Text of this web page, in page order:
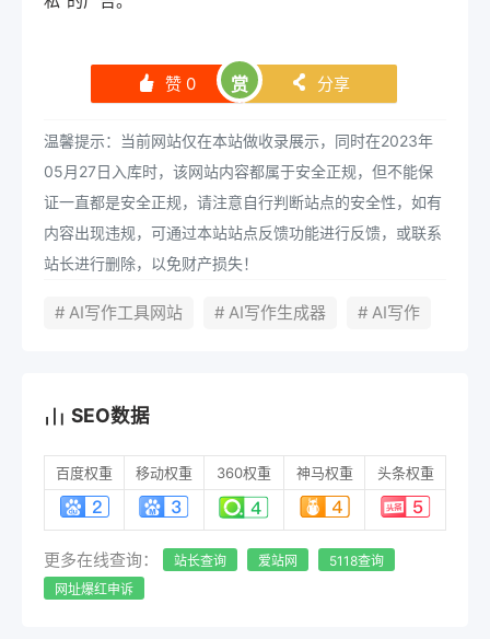
󰄼 赞 0 赏 󰄯 分享
温馨提示：当前网站仅在本站做收录展示，同时在2023年
05月27日入库时，该网站内容都属于安全正规，但不能保
证一直都是安全正规，请注意自行判断站点的安全性，如有
内容出现违规，可通过本站站点反馈功能进行反馈，或联系
站长进行删除，以免财产损失！
# AI写作工具网站 # AI写作生成器 # AI写作
SEO数据
百度权重 移动权重 360权重 神马权重 头条权重
更多在线查询： 站长查询 爱站网
5118查询
网址爆红申诉